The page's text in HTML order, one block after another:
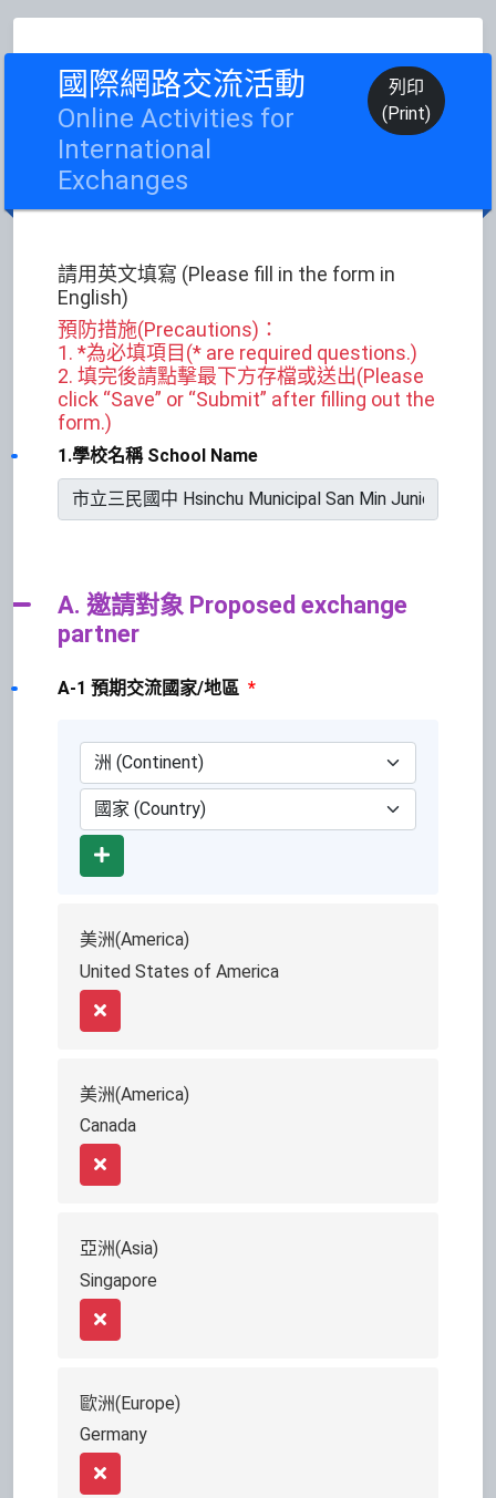
國際網路交流活動
Online Activities for
International
Exchanges
列印
(Print)
請用英文填寫 (Please fill in the form in
English)
預防措施(Precautions)：
1. *為必填項目(* are required questions.)
2. 填完後請點擊最下方存檔或送出(Please
click “Save” or “Submit” after filling out the
form.)
1.學校名稱 School Name
A. 邀請對象 Proposed exchange
partner
A-1 預期交流國家/地區 *
Add
美洲(America)
United States of America
Remove
美洲(America)
Canada
Remove
亞洲(Asia)
Singapore
Remove
歐洲(Europe)
Germany
Remove